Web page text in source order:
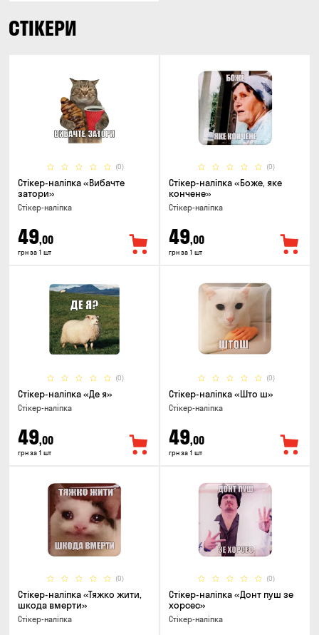
СТІКЕРИ
(0)
Стікер-наліпка «Вибачте
затори»
Стікер-наліпка
49,00
грн за 1 шт
(0)
Стікер-наліпка «Боже, яке
кончене»
Стікер-наліпка
49,00
грн за 1 шт
(0)
Стікер-наліпка «Де я»
Стікер-наліпка
49,00
грн за 1 шт
(0)
Стікер-наліпка «Што ш»
Стікер-наліпка
49,00
грн за 1 шт
(0)
Стікер-наліпка «Тяжко жити,
шкода вмерти»
Стікер-наліпка
(0)
Стікер-наліпка «Донт пуш зе
хорсес»
Стікер-наліпка